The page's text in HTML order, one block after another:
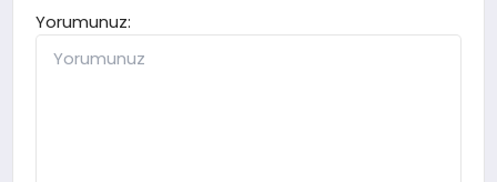
Yorumunuz: